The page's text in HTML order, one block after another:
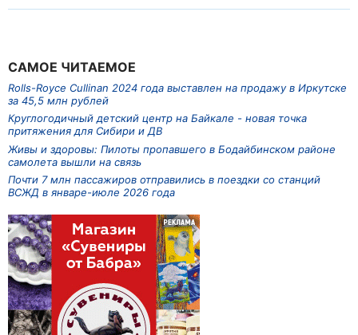
САМОЕ ЧИТАЕМОЕ
Rolls-Royce Cullinan 2024 года выставлен на продажу в Иркутске
за 45,5 млн рублей
Круглогодичный детский центр на Байкале - новая точка
притяжения для Сибири и ДВ
Живы и здоровы: Пилоты пропавшего в Бодайбинском районе
самолета вышли на связь
Почти 7 млн пассажиров отправились в поездки со станций
ВСЖД в январе-июле 2026 года